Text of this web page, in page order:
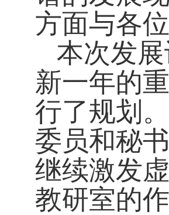
方面与各
本次发
新一年的
行了规划
委员和秘
继续激发
教研室的